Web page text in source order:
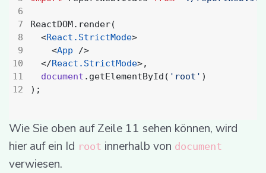
ReactDOM. render(
<React.StrictMode>
<App
/>
</React.StrictMode>,
document . getElementById ( 'root' )
);
Wie Sie oben auf Zeile 11 sehen können, wird
hier auf ein Id root innerhalb von document
verwiesen.